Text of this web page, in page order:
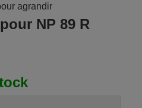
agrandir
NP 89 R